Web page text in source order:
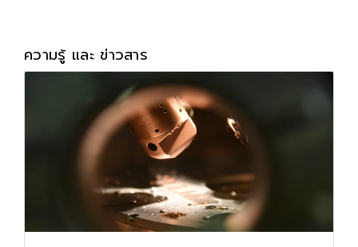
ความรู้ และ ข่าวสาร